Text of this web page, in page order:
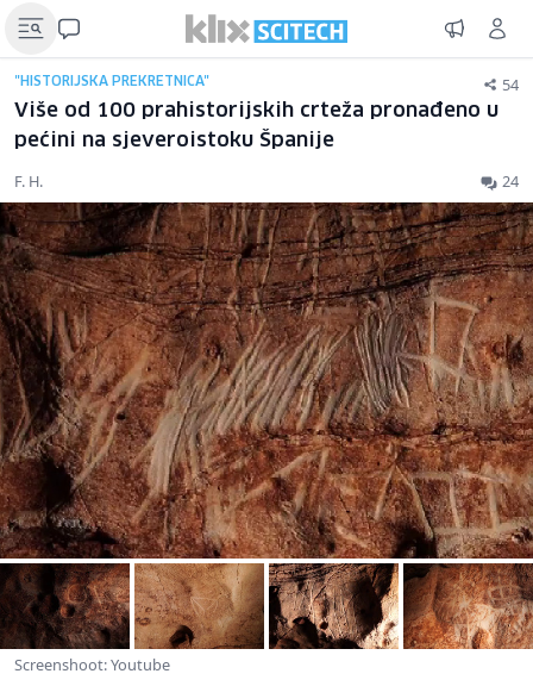
"HISTORIJSKA PREKRETNICA" 54
Više od 100 prahistorijskih crteža pronađeno u
pećini na sjeveroistoku Španije
F. H. 24
Screenshoot: Youtube